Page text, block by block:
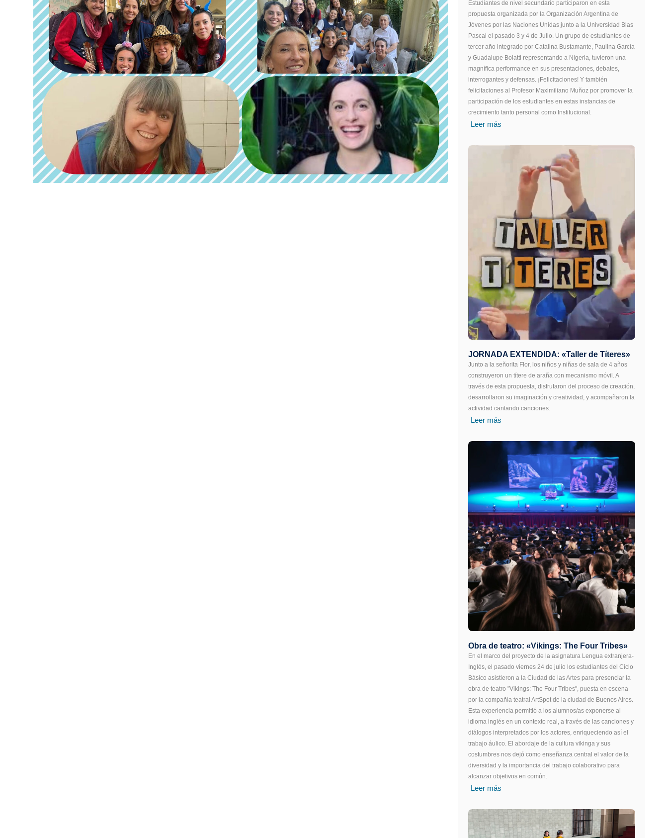
Estudiantes de nivel secundario participaron en esta
propuesta organizada por la Organización Argentina de
Jóvenes por las Naciones Unidas junto a la Universidad Blas
Pascal el pasado 3 y 4 de Julio. Un grupo de estudiantes de
tercer año integrado por Catalina Bustamante, Paulina García
y Guadalupe Bolatti representando a Nigeria, tuvieron una
magnífica performance en sus presentaciones, debates,
interrogantes y defensas. ¡Felicitaciones! Y también
felicitaciones al Profesor Maximiliano Muñoz por promover la
participación de los estudiantes en estas instancias de
crecimiento tanto personal como Institucional.
Leer más
JORNADA EXTENDIDA: «Taller de Títeres»
Junto a la señorita Flor, los niños y niñas de sala de 4 años
construyeron un títere de araña con mecanismo móvil. A
través de esta propuesta, disfrutaron del proceso de creación,
desarrollaron su imaginación y creatividad, y acompañaron la
actividad cantando canciones.
Leer más
Obra de teatro: «Vikings: The Four Tribes»
En el marco del proyecto de la asignatura Lengua extranjera-
Inglés, el pasado viernes 24 de julio los estudiantes del Ciclo
Básico asistieron a la Ciudad de las Artes para presenciar la
obra de teatro "Vikings: The Four Tribes", puesta en escena
por la compañía teatral ArtSpot de la ciudad de Buenos Aires.
Esta experiencia permitió a los alumnos/as exponerse al
idioma inglés en un contexto real, a través de las canciones y
diálogos interpretados por los actores, enriqueciendo así el
trabajo áulico. El abordaje de la cultura vikinga y sus
costumbres nos dejó como enseñanza central el valor de la
diversidad y la importancia del trabajo colaborativo para
alcanzar objetivos en común.
Leer más